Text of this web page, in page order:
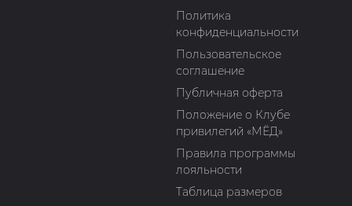
Политика
конфиденциальности
Пользовательское
соглашение
Публичная оферта
Положение о Клубе
привилегий «МЁД»
Правила программы
лояльности
Таблица размеров